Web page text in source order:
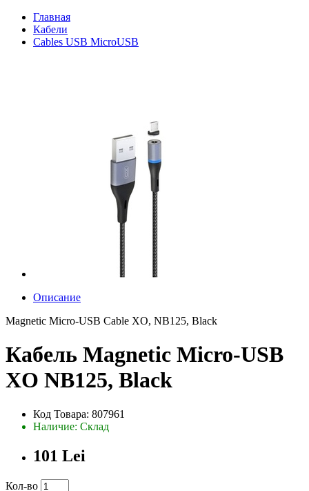
Главная
Кабели
Cables USB MicroUSB
Описание
Magnetic Micro-USB Cable XO, NB125, Black
Кабель Magnetic Micro-USB
XO NB125, Black
Код Товара: 807961
Наличие: Склад
101 Lei
Кол-во